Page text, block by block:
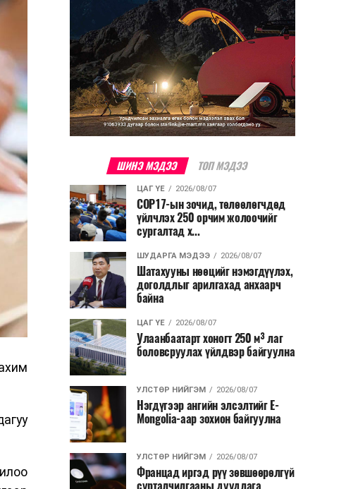
ШИНЭ МЭДЭЭ ТОП МЭДЭЭ
ЦАГ ҮЕ 2026/08/07
COP17-ын зочид, төлөөлөгчдөд
үйлчлэх 250 орчим жолоочийг
сургалтад х...
ШУДАРГА МЭДЭЭ 2026/08/07
Шатахууны нөөцийг нэмэгдүүлэх,
доголдлыг арилгахад анхаарч
байна
ЦАГ ҮЕ 2026/08/07
Улаанбаатарт хоногт 250 м³ лаг
боловсруулах үйлдвэр байгуулна
УЛСТӨР НИЙГЭМ 2026/08/07
Нэгдүгээр ангийн элсэлтийг E-
Mongolia-аар зохион байгуулна
УЛСТӨР НИЙГЭМ 2026/08/07
Францад иргэд рүү зөвшөөрөлгүй
сурталчилгааны дуудлага